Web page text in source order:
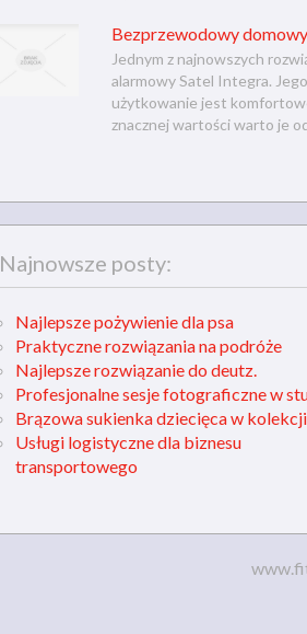
Bezprzewodowy
Jednym z najnowszych
alarmowy Satel Integra.
użytkowanie jest
znacznej wartości warto je
Najnowsze posty:
Najlepsze pożywienie dla psa
Praktyczne rozwiązania na podróże
Najlepsze rozwiązanie do deutz.
Profesjonalne sesje fotograficzne w
Brązowa sukienka dziecięca w
Usługi logistyczne dla biznesu
transportowego